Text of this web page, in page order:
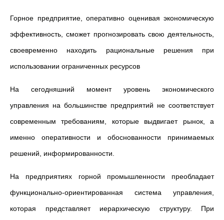
Горное предприятие, оперативно оценивая экономическую
эффективность, сможет прогнозировать свою деятельность,
своевременно находить рациональные решения при
использовании ограниченных ресурсов
На сегодняшний момент уровень экономического
управления на большинстве предприятий не соответствует
современным требованиям, которые выдвигает рынок, а
именно оперативности и обоснованности принимаемых
решений, информированности.
На предприятиях горной промышленности преобладает
функционально-ориентированная система управления,
которая представляет иерархическую структуру. При